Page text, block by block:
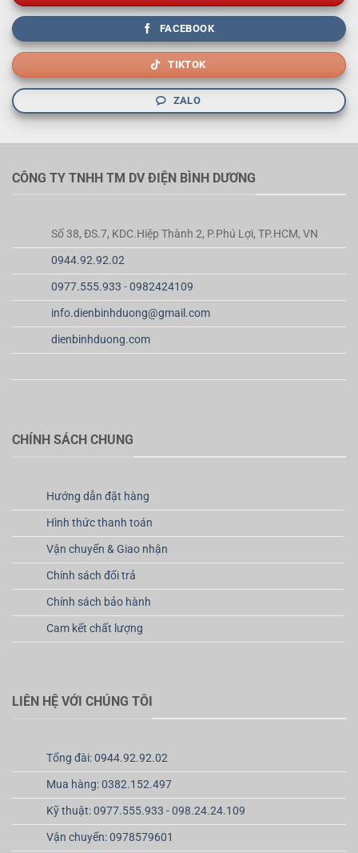
FACEBOOK
TIKTOK
ZALO
CÔNG TY TNHH TM DV ĐIỆN BÌNH DƯƠNG
Số 38, ĐS.7, KDC.Hiệp Thành 2, P.Phú Lợi, TP.HCM, VN
0944.92.92.02
0977.555.933 -0982424109
info.dienbinhduong@gmail.com
dienbinhduong.com
CHÍNH SÁCH CHUNG
Hướng dẫn đặt hàng
Hình thức thanh toán
Vận chuyển & Giao nhận
Chính sách đổi trả
Chính sách bảo hành
Cam kết chất lượng
LIÊN HỆ VỚI CHÚNG TÔI
Tổng đài: 0944.92.92.02
Mua hàng: 0382.152.497
Kỹ thuật: 0977.555.933 - 098.24.24.109
Vận chuyển: 0978579601